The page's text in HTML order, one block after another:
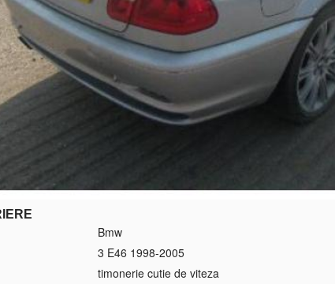
Bmw
3 E46 1998-2005
timonerie cutie de viteza